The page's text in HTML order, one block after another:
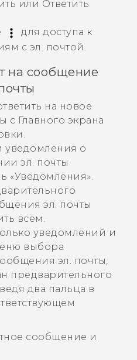
или Ответить
для доступа к
с эл. почтой.
на сообщение
на новое
с Главного экрана
уведомления о
эл. почты
«Уведомления».
эл. почты
всем
уведомлений и
выбора
эл. почты,
предварительного
два пальца в
сообщение и